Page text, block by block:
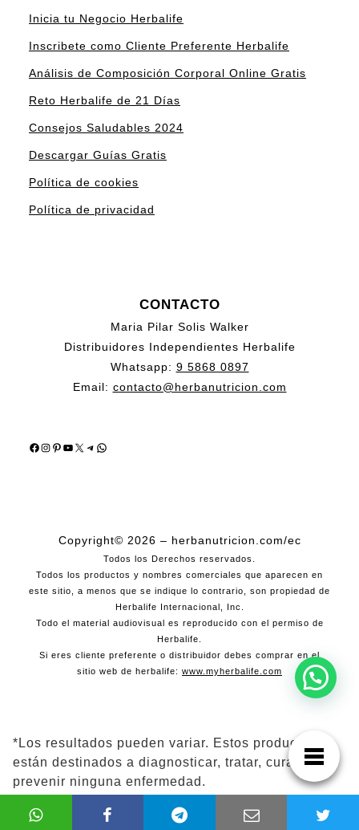
Inicia tu Negocio Herbalife
Inscribete como Cliente Preferente Herbalife
Análisis de Composición Corporal Online Gratis
Reto Herbalife de 21 Días
Consejos Saludables 2024
Descargar Guías Gratis
Política de cookies
Política de privacidad
CONTACTO
Maria Pilar Solis Walker
Distribuidores Independientes Herbalife
Whatsapp: 9 5868 0897
Email: contacto@herbanutricion.com
Facebook
Instagram
Pinterest
YouTube
X Telegram
WhatsApp
Copyright© 2026 – herbanutricion.com/ec
Todos los Derechos reservados.
Todos los productos y nombres comerciales que aparecen en
este sitio, a menos que se indique lo contrario, son propiedad de
Herbalife Internacional, Inc.
Todo el material audiovisual es reproducido con el permiso de
Herbalife.
Si eres cliente preferente o distribuidor debes comprar en el
sitio web de herbalife: www.myherbalife.com
*Los resultados pueden variar. Estos productos no
están destinados a diagnosticar, tratar, curar ni
prevenir ninguna enfermedad.